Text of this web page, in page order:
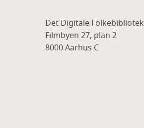
Det Digitale Folkebibliotek
Filmbyen 27, plan 2
8000 Aarhus C